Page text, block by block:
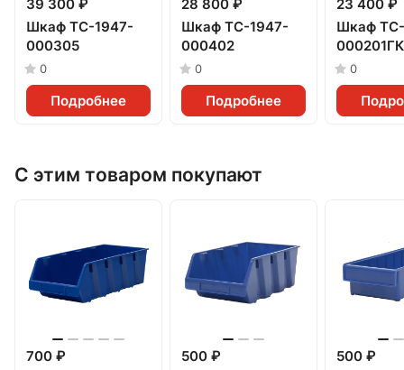
39 300 ₽
Шкаф TC-1947-
000305
0
Подробнее
28 800 ₽
Шкаф TC-1947-
000402
0
Подробнее
23 400 ₽
Шкаф
000201ГК
0
С этим товаром покупают
700 ₽
500 ₽
500 ₽